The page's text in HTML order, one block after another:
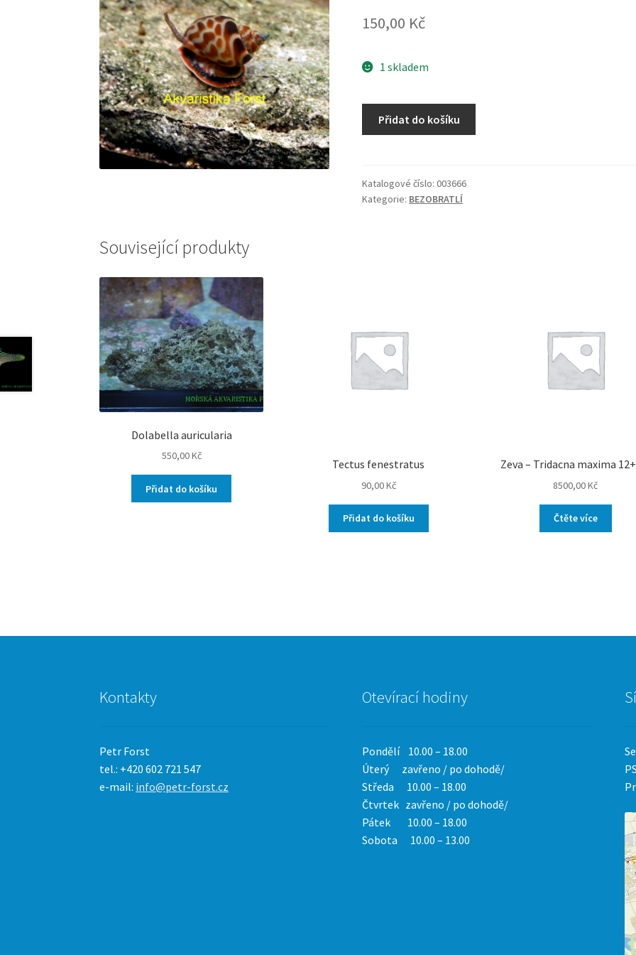
150,00 Kč
1 skladem
Přidat do košíku
Katalogové číslo:003666
Kategorie: BEZOBRATLÍ
Související produkty
Dolabella auricularia
550,00Kč
Přidat do košíku
Tectus fenestratus
90,00Kč
Přidat do košíku
Zeva – Tridacna maxima
8500,00Kč
Čtěte více
Kontakty
Petr Forst
tel.: +420 602 721 547
e-mail: info@petr-forst.cz
Otevírací hodiny
Pondělí 10.00 – 18.00
Úterý zavřeno / po dohodě/
Středa 10.00 – 18.00
Čtvrtek zavřeno / po dohodě/
Pátek 10.00 – 18.00
Sobota 10.00 – 13.00